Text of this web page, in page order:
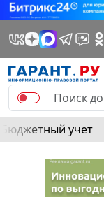
Бюджетный учет